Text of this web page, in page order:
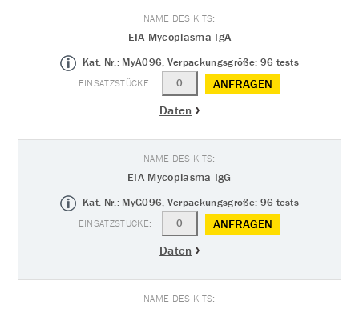
EIA Mycoplasma IgA
Kat. Nr.: MyA096, Verpackungsgröße: 96 tests
ANFRAGEN
Daten
EIA Mycoplasma IgG
Kat. Nr.: MyG096, Verpackungsgröße: 96 tests
ANFRAGEN
Daten